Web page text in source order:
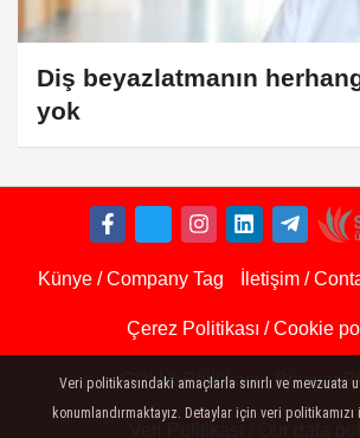
Diş beyazlatmanın
yok
Künye / Company Tag İletişim /
Çerez Politikası / Cookie
Gizlilik Politikası - Privacy
Veri politikasındaki amaçlarla sınırlı ve mevzuata
konumlandırmaktayız. Detaylar için veri